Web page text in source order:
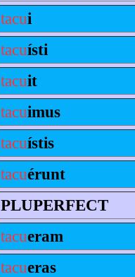
tacui
tacuísti
tacuit
tacuimus
tacuístis
tacuérunt
PLUPERFECT
tacueram
tacueras